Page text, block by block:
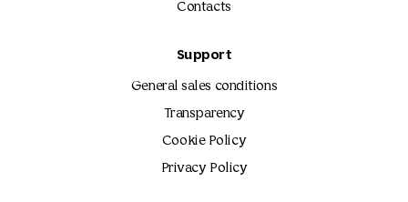
Contacts
Support
General sales conditions
Transparency
Cookie Policy
Privacy Policy